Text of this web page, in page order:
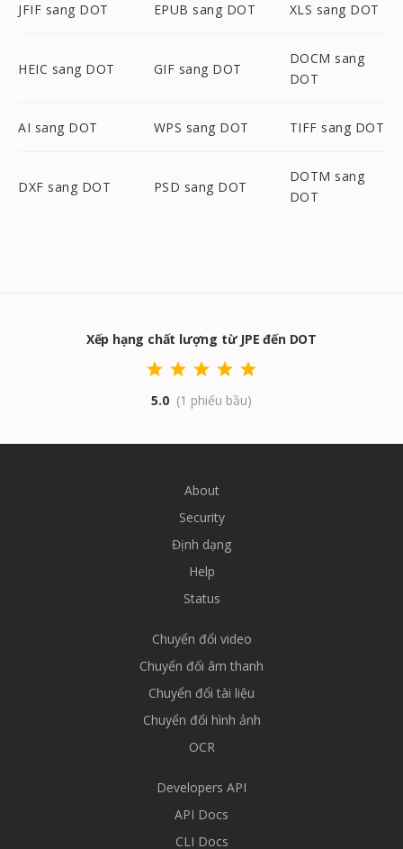
JFIF sang DOT EPUB sang DOT XLS sang DOT
HEIC sang DOT GIF sang DOT
DOCM sang
DOT
AI sang DOT WPS sang DOT TIFF sang DOT
DXF sang DOT PSD sang DOT
DOTM sang
DOT
Xếp hạng chất lượng từ JPE đến DOT
5.0 (1 phiếu bầu)
About
Security
Định dạng
Help
Status
Chuyển đổi video
Chuyển đổi âm thanh
Chuyển đổi tài liệu
Chuyển đổi hình ảnh
OCR
Developers API
API Docs
CLI Docs